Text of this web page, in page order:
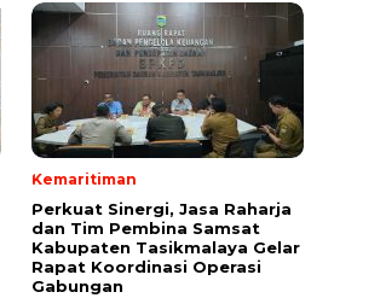
Kemaritiman
Perkuat Sinergi, Jasa Raharja
dan Tim Pembina Samsat
Kabupaten Tasikmalaya Gelar
Rapat Koordinasi Operasi
Gabungan